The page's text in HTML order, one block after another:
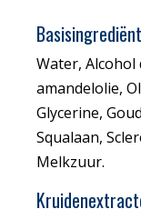
Water, Alcohol
amandelolie,
Glycerine,
Squalaan,
Melkzuur.